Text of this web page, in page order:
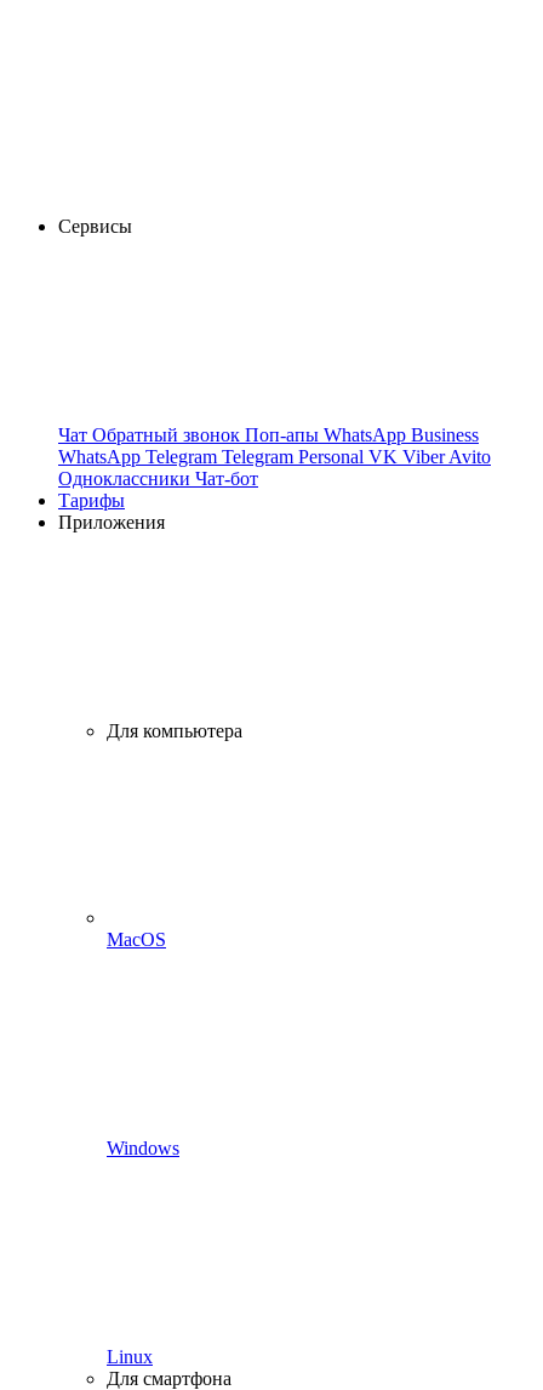
Сервисы
Чат Обратный звонок Поп-апы WhatsApp Business
WhatsApp Telegram Telegram Personal VK ViberAvito
Одноклассники Чат-бот
Тарифы
Приложения
Для компьютера
MacOS
Windows
Linux
Для смартфона